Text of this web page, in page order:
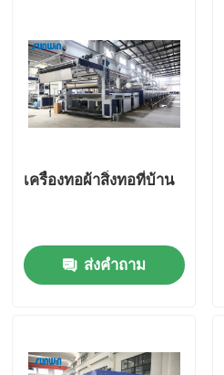
เครื่องทอผ้าสิ่งทอที่บ้าน
ส่งคำถาม